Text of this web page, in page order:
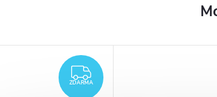
ZDARMA
ZDARMA